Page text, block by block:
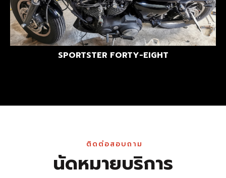
SPORTSTER FORTY-EIGHT
ติดต่อสอบถาม
นัดหมายบริการ